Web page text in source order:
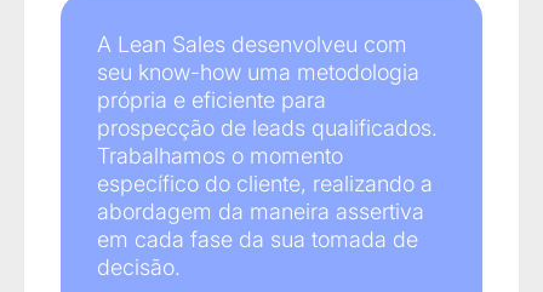
A Lean Sales desenvolveu com
seu know-how uma metodologia
própria e eficiente para
prospecção de leads qualificados.
Trabalhamos o momento
específico do cliente, realizando a
abordagem da maneira assertiva
em cada fase da sua tomada de
decisão.